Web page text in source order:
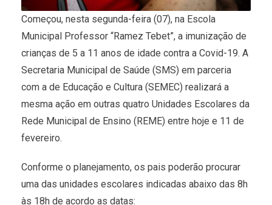
Começou, nesta segunda-feira (07), na Escola
Municipal Professor “Ramez Tebet”, a imunização de
crianças de 5 a 11 anos de idade contra a Covid-19. A
Secretaria Municipal de Saúde (SMS) em parceria
com a de Educação e Cultura (SEMEC) realizará a
mesma ação em outras quatro Unidades Escolares da
Rede Municipal de Ensino (REME) entre hoje e 11 de
fevereiro.
Conforme o planejamento, os pais poderão procurar
uma das unidades escolares indicadas abaixo das 8h
às 18h de acordo as datas: